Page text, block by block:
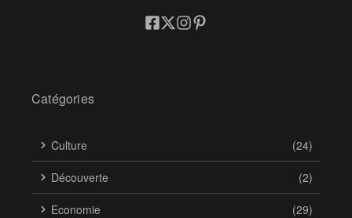
Catégories
Culture (24)
Découverte (2)
Economie (29)